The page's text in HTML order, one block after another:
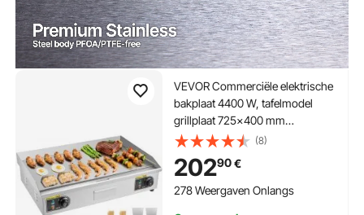
VEVOR Commerciële elektrische
bakplaat 4400 W, tafelmodel
grillplaat 725x400 mm
grilloppervlak, 50–300 °C
borstels en 4 voetjes, voor
steaks, pannenkoeken, pizza,
(8)
20290€
278 Weergaven Onlangs